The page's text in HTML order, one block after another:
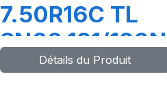
7.50R16C TL
SN66 121/120N
Détails du Produit